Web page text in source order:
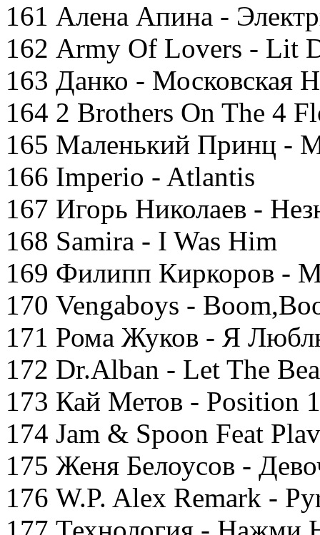
161 Алена Апина -
162 Army Of Lovers - Lit
163 Данко - Московская
164 2 Brothers On The 4
165 Маленький Принц -
166 Imperio - Atlantis
167 Игорь Николаев -
168 Samira - I Was Him
169 Филипп Киркоров -
170 Vengaboys -
171 Рома Жуков - Я
172 Dr.Alban - Let The
173 Кай Метов - Position 1
174 Jam & Spoon Feat
175 Женя Белоусов -
176 W.P. Alex Remark -